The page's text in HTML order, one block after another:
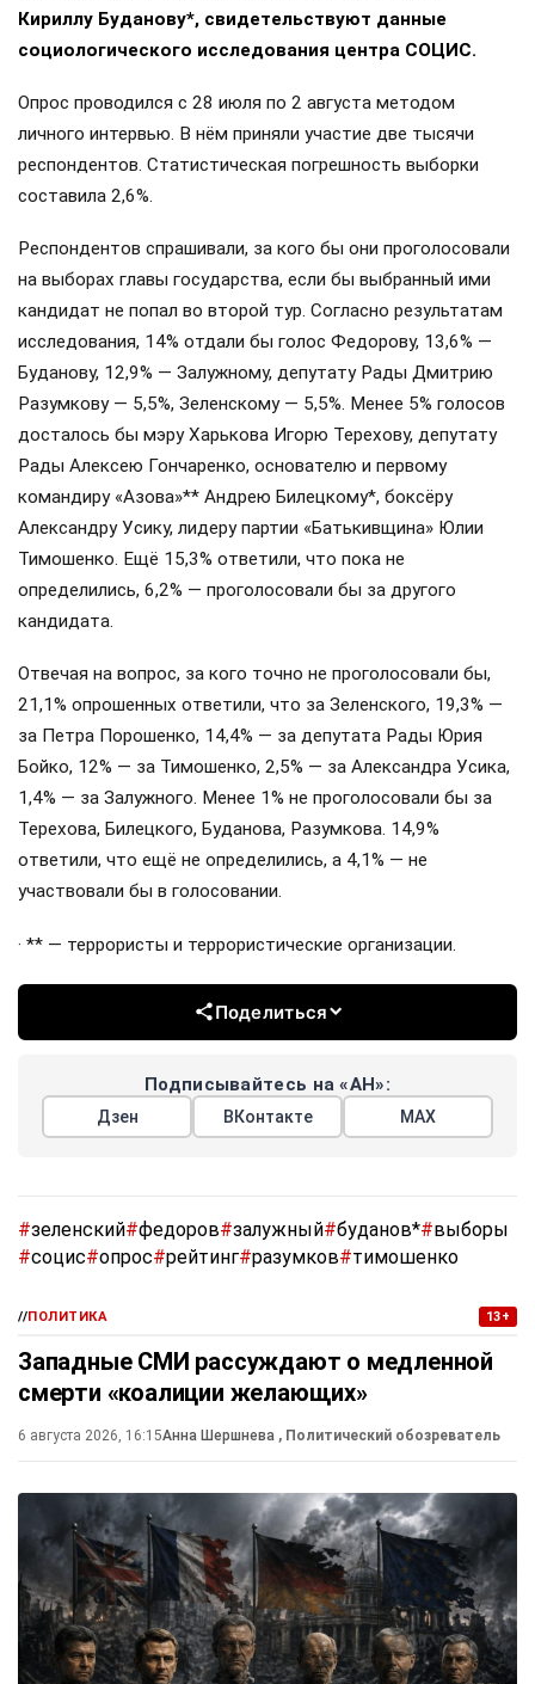
Кириллу Буданову*, свидетельствуют данные
социологического исследования центра СОЦИС.
Опрос проводился с 28 июля по 2 августа методом
личного интервью. В нём приняли участие две тысячи
респондентов. Статистическая погрешность выборки
составила 2,6%.
Респондентов спрашивали, за кого бы они проголосовали
на выборах главы государства, если бы выбранный ими
кандидат не попал во второй тур. Согласно результатам
исследования, 14% отдали бы голос Федорову, 13,6% —
Буданову, 12,9% — Залужному, депутату Рады Дмитрию
Разумкову — 5,5%, Зеленскому — 5,5%. Менее 5% голосов
досталось бы мэру Харькова Игорю Терехову, депутату
Рады Алексею Гончаренко, основателю и первому
командиру «Азова»** Андрею Билецкому*, боксёру
Александру Усику, лидеру партии «Батькивщина» Юлии
Тимошенко. Ещё 15,3% ответили, что пока не
определились, 6,2% — проголосовали бы за другого
кандидата.
Отвечая на вопрос, за кого точно не проголосовали бы,
21,1% опрошенных ответили, что за Зеленского, 19,3% —
за Петра Порошенко, 14,4% — за депутата Рады Юрия
Бойко, 12% — за Тимошенко, 2,5% — за Александра Усика,
1,4% — за Залужного. Менее 1% не проголосовали бы за
Терехова, Билецкого, Буданова, Разумкова. 14,9%
ответили, что ещё не определились, а 4,1% — не
участвовали бы в голосовании.
· ** — террористы и террористические организации.
Поделиться
Подписывайтесь на «АН»:
Дзен ВКонтакте МАХ
#зеленский#федоров#залужный#буданов*#выборы
#социс#опрос#рейтинг#разумков#тимошенко
//ПОЛИТИКА 13+
Западные СМИ рассуждают о медленной
смерти «коалиции желающих»
6 августа 2026, 16:15Анна Шершнева , Политический обозреватель